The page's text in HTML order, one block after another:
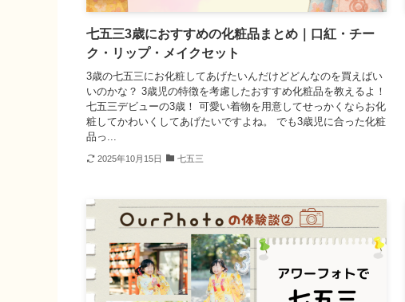
七五三3歳におすすめの化粧品まとめ｜口紅・チー
ク・リップ・メイクセット
3歳の七五三にお化粧してあげたいんだけどどんなのを買えばい
いのかな？ 3歳児の特徴を考慮したおすすめ化粧品を教えるよ！
七五三デビューの3歳！ 可愛い着物を用意してせっかくならお化
粧してかわいくしてあげたいですよね。 でも3歳児に合った化粧
品っ...
2025年10月15日 七五三